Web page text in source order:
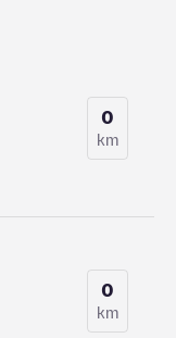
0
km
0
km